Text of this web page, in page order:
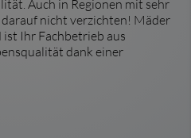
Auch in Regionen mit sehr
darauf nicht verzichten! Mäder
Ihr Fachbetrieb aus
dank einer